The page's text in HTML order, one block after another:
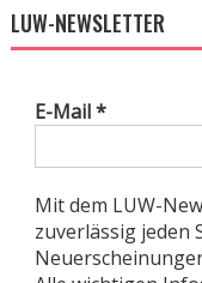
LUW-NEWSLETTER
E-Mail*
Mit dem LUW-
zuverlässig jeden